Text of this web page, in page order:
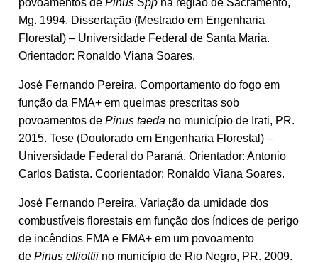
Mg. 1994. Dissertação (Mestrado em Engenharia
Florestal) – Universidade Federal de Santa Maria.
Orientador: Ronaldo Viana Soares.
José Fernando Pereira. Comportamento do fogo em
função da FMA+ em queimas prescritas sob
povoamentos de Pinus taeda no município de Irati, PR.
2015. Tese (Doutorado em Engenharia Florestal) –
Universidade Federal do Paraná. Orientador: Antonio
Carlos Batista. Coorientador: Ronaldo Viana Soares.
José Fernando Pereira. Variação da umidade dos
combustíveis florestais em função dos índices de perigo
de incêndios FMA e FMA+ em um povoamento
de Pinus elliottii no município de Rio Negro, PR. 2009.